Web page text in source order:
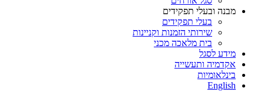
מבנה ובעלי תפקידים
בעלי תפקידים
שירותי הזמנות וקניינות
בית מלאכה מכני
מידע לסגל
אקדמיה ותעשייה
בינלאומיות
English